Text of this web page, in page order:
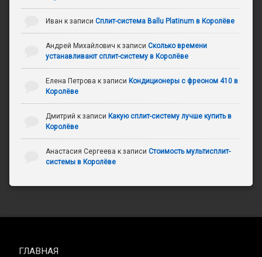
Иван к записи Сплит-система Ballu Platinum в Королёве
Андрей Михайлович к записи Сколько времени
устанавливают сплит-систему в Королёве
Елена Петрова к записи Кондиционеры с фреоном 410 в
Королёве
Дмитрий к записи Какую сплит-систему лучше купить в
Королёве
Анастасия Сергеева к записи Стоимость мультисплит-
системы в Королёве
ГЛАВНАЯ